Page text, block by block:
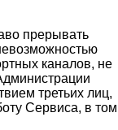
прерывать
каналов, не
третьих лиц,
Сервиса, в том